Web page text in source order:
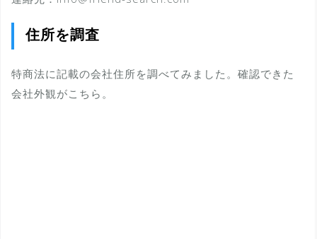
住所を調査
特商法に記載の会社住所を調べてみました。確認できた
会社外観がこちら。